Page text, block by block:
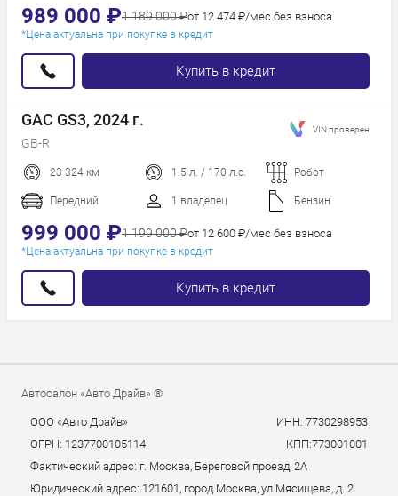
Год старше
989 000 ₽1 189 000 ₽от 12 474 ₽/мес без взноса
*Цена актуальна при покупке в кредит
Купить в кредит
GAC GS3, 2024 г.
GB-R
23 324 км 1.5 л. / 170 л.с. Робот
Передний 1 владелец Бензин
999 000 ₽1 199 000 ₽от 12 600 ₽/мес без взноса
*Цена актуальна при покупке в кредит
Купить в кредит
VIN проверен
Автосалон «Авто Драйв» ®
ООО «Авто Драйв»
ИНН: 7730298953
ОГРН: 1237700105114
КПП:773001001
Фактический адрес: г. Москва, Береговой проезд, 2А
Юридический адрес: 121601, город Москва, ул Мясищева, д. 2